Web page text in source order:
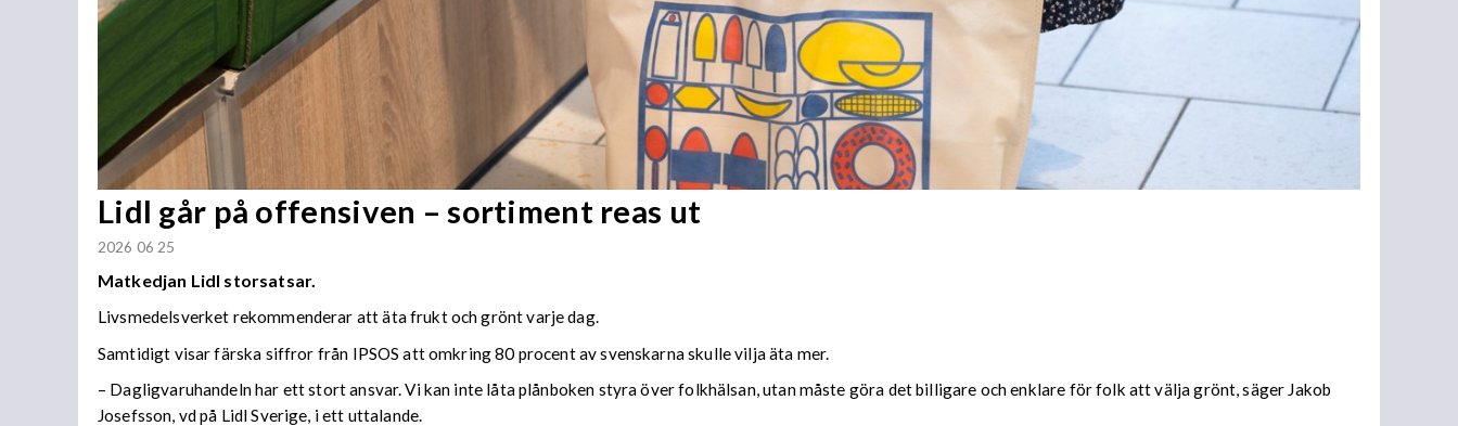
Lidl går på offensiven – sortiment reas ut
2026 06 25
Matkedjan Lidl storsatsar.
Livsmedelsverket rekommenderar att äta frukt och grönt varje dag.
Samtidigt visar färska siffror från IPSOS att omkring 80 procent av svenskarna skulle vilja äta mer.
– Dagligvaruhandeln har ett stort ansvar. Vi kan inte låta plånboken styra över folkhälsan, utan måste göra det billigare och enklare för folk att välja grönt, säger Jakob
Josefsson, vd på Lidl Sverige, i ett uttalande.